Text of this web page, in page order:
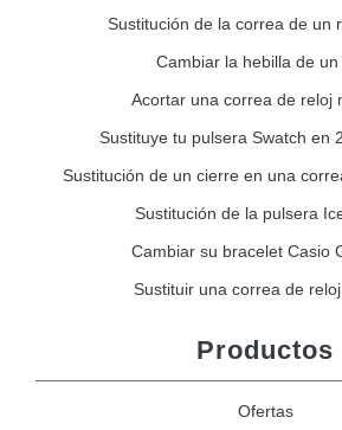
Sustitución de la correa de un
Cambiar la hebilla de un
Acortar una correa de reloj
Sustituye tu pulsera Swatch en
Sustitución de un cierre en una
Sustitución de la pulsera
Cambiar su bracelet Casio
Sustituir una correa de
Productos
Ofertas